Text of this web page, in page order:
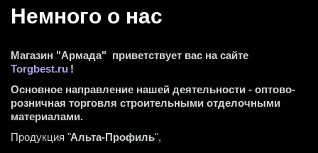
Немного о нас
Магазин "Армада"  приветствует вас на сайте
Torgbest.ru !
Основное направление нашей деятельности - оптово-
розничная торговля строительными отделочными
материалами.
Продукция "Альта-Профиль",